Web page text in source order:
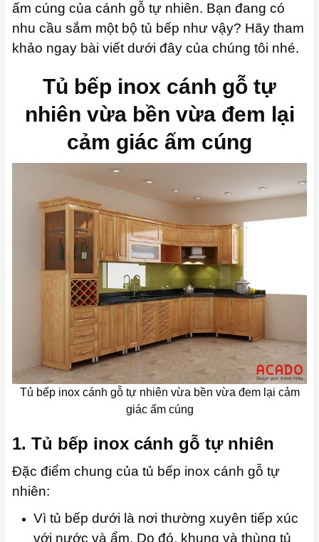
ấm cúng của cánh gỗ tự nhiên. Bạn đang có
nhu cầu sắm một bộ tủ bếp như vậy? Hãy tham
khảo ngay bài viết dưới đây của chúng tôi nhé.
Tủ bếp inox cánh gỗ tự
nhiên vừa bền vừa đem lại
cảm giác ấm cúng
Tủ bếp inox cánh gỗ tự nhiên vừa bền vừa đem lại cảm
giác ấm cúng
1. Tủ bếp inox cánh gỗ tự nhiên
Đặc điểm chung của tủ bếp inox cánh gỗ tự
nhiên:
Vì tủ bếp dưới là nơi thường xuyên tiếp xúc
với nước và ẩm. Do đó, khung và thùng tủ